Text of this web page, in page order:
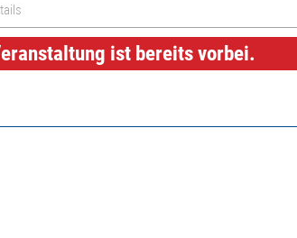
ist bereits vorbei.